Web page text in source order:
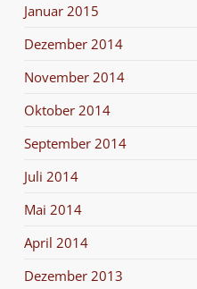
Januar 2015
Dezember 2014
November 2014
Oktober 2014
September 2014
Juli 2014
Mai 2014
April 2014
Dezember 2013